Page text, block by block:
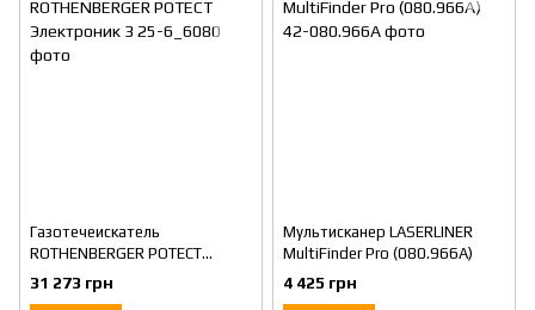
Газотечеискатель
ROTHENBERGER РОТЕСТ
Электроник 3
31 273 грн
Мультисканер LASERLINER
MultiFinder Pro (080.966А)
4 425 грн